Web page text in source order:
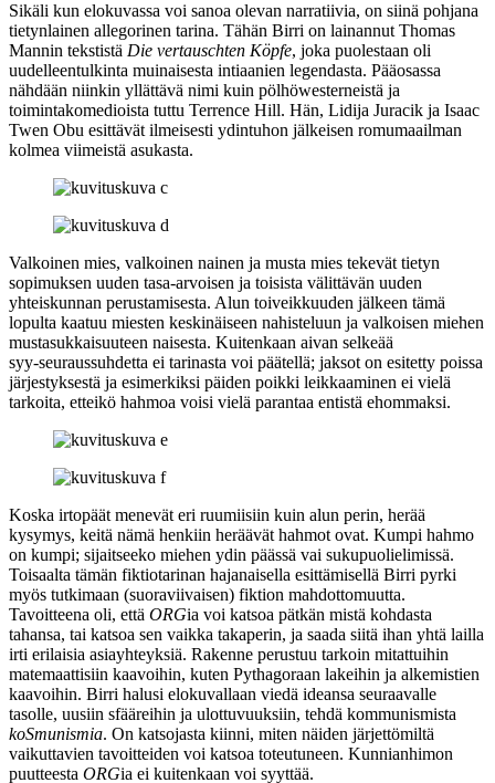
Sikäli kun elokuvassa voi sanoa olevan narratiivia, on siinä pohjana
tietynlainen allegorinen tarina. Tähän Birri on lainannut Thomas
Mannin tekstistä Die vertauschten Köpfe, joka puolestaan oli
uudelleentulkinta muinaisesta intiaanien legendasta. Pääosassa
nähdään niinkin yllättävä nimi kuin pölhöwesterneistä ja
toimintakomedioista tuttu Terrence Hill. Hän, Lidija Juracik ja Isaac
Twen Obu esittävät ilmeisesti ydintuhon jälkeisen romumaailman
kolmea viimeistä asukasta.
Valkoinen mies, valkoinen nainen ja musta mies tekevät tietyn
sopimuksen uuden tasa-arvoisen ja toisista välittävän uuden
yhteiskunnan perustamisesta. Alun toiveikkuuden jälkeen tämä
lopulta kaatuu miesten keskinäiseen nahisteluun ja valkoisen miehen
mustasukkaisuuteen naisesta. Kuitenkaan aivan selkeää
syy‑seuraussuhdetta ei tarinasta voi päätellä; jaksot on esitetty poissa
järjestyksestä ja esimerkiksi päiden poikki leikkaaminen ei vielä
tarkoita, etteikö hahmoa voisi vielä parantaa entistä ehommaksi.
Koska irtopäät menevät eri ruumiisiin kuin alun perin, herää
kysymys, keitä nämä henkiin heräävät hahmot ovat. Kumpi hahmo
on kumpi; sijaitseeko miehen ydin päässä vai sukupuolielimissä.
Toisaalta tämän fiktiotarinan hajanaisella esittämisellä Birri pyrki
myös tutkimaan (suoraviivaisen) fiktion mahdottomuutta.
Tavoitteena oli, että ORGia voi katsoa pätkän mistä kohdasta
tahansa, tai katsoa sen vaikka takaperin, ja saada siitä ihan yhtä lailla
irti erilaisia asiayhteyksiä. Rakenne perustuu tarkoin mitattuihin
matemaattisiin kaavoihin, kuten Pythagoraan lakeihin ja alkemistien
kaavoihin. Birri halusi elokuvallaan viedä ideansa seuraavalle
tasolle, uusiin sfääreihin ja ulottuvuuksiin, tehdä kommunismista
koSmunismia. On katsojasta kiinni, miten näiden järjettömiltä
vaikuttavien tavoitteiden voi katsoa toteutuneen. Kunnianhimon
puutteesta ORGia ei kuitenkaan voi syyttää.